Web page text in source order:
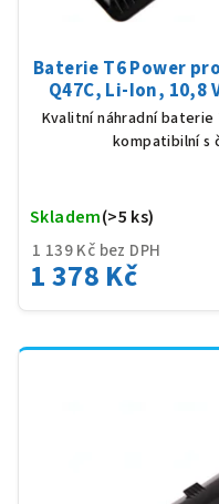
Baterie T6 Power
Q47C, Li-Ion, 10,8
Kvalitní náhradní
kompatibilní s
1 139 Kč bez DPH
1 378 Kč
Skladem(>5 ks)